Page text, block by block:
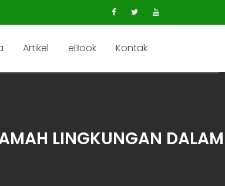
Artikel eBook Kontak
LINGKUNGAN